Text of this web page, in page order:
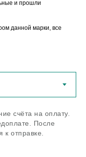
и прошли
данной марки, все
счёта на оплату.
После
к отправке.